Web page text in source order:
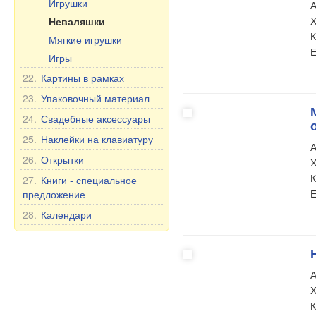
Чай и Травы
Масла
Здоровье
БАД
Прочее
Уход за полостью рта
Продукты питания
Чашки и кружки
Тарелки, пиалы и др.
Чайники и сахарницы
Чайные и столовые
сервизы на 6 персон
Игрушки
Неваляшки
Мягкие игрушки
Игры
22. Картины в рамках
23. Упаковочный материал
24. Свадебные аксессуары
25. Наклейки на клавиатуру
26. Открытки
27. Книги - специальное
предложение
28. Календари